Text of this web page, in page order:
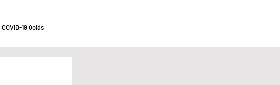
COVID-19 Goiás